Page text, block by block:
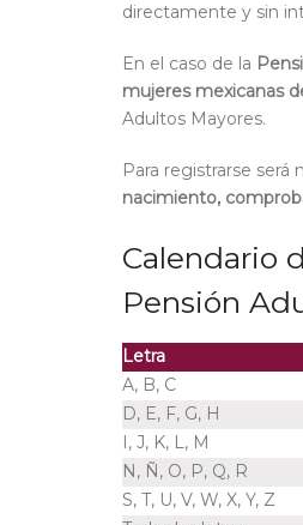
directamente y sin
En el caso de la
mujeres mexicanas
Adultos Mayores.
Para registrarse será
nacimiento,
Calendario
Pensión
Letra
A, B, C
D, E, F, G, H
I, J, K, L, M
N, Ñ, O, P, Q, R
S, T, U, V, W, X, Y, Z